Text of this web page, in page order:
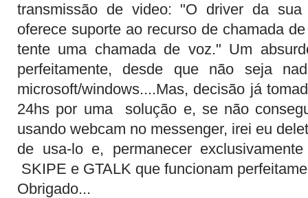
transmissão de video: "O driver da
oferece suporte ao recurso de chamada
tente uma chamada de voz." Um
perfeitamente, desde que não seja
microsoft/windows....Mas, decisão já
24hs por uma solução e, se não
usando webcam no messenger, irei eu
de usa-lo e, permanecer
SKIPE e GTALK que funcionam
Obrigado...